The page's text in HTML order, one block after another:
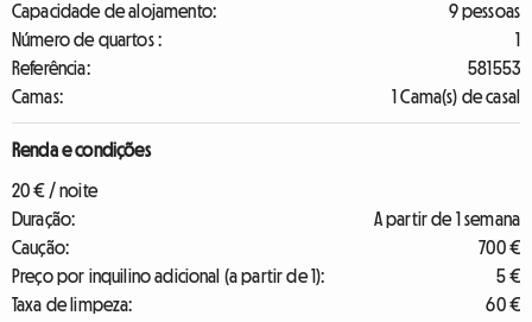
Capacidade de alojamento:
9 pessoas
Número de quartos :
1
Referência:
581553
Camas:
1 Cama(s) de casal
Renda e condições
20 € / noite
Duração:
A partir de 1 semana
Caução:
700 €
Preço por inquilino adicional (a partir de 1):
5 €
Taxa de limpeza:
60 €